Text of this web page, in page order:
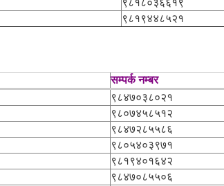
९८१८०३६६१९
९८१९४४८५२१
सम्पर्क नम्बर
९८४७०३८०२१
९८०७४५८५१२
९८४७२८५५८६
९८०५४०३९७१
९८१९४०१६४२
९८४७०८५५०६